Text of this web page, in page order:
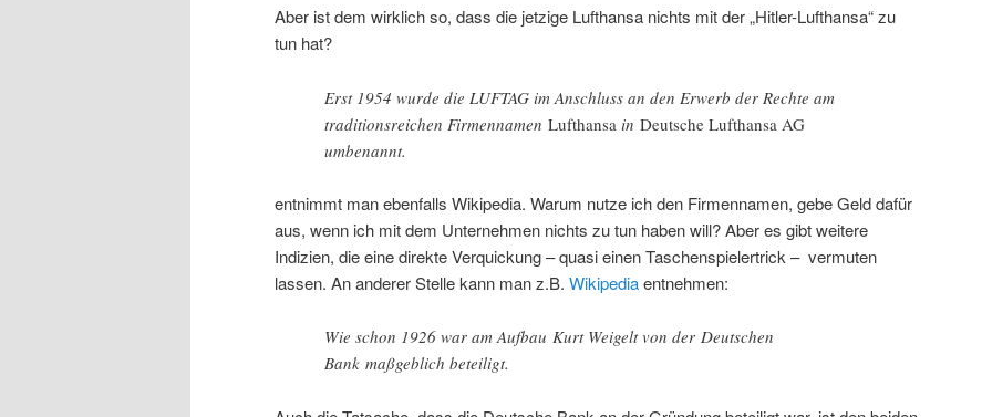
Aber ist dem wirklich so, dass die jetzige Lufthansa nichts mit der „Hitler-Lufthansa“ zu
tun hat?
Erst 1954 wurde die LUFTAG im Anschluss an den Erwerb der Rechte am
traditionsreichen Firmennamen Lufthansa in Deutsche Lufthansa AG
umbenannt.
entnimmt man ebenfalls Wikipedia. Warum nutze ich den Firmennamen, gebe Geld dafür
aus, wenn ich mit dem Unternehmen nichts zu tun haben will? Aber es gibt weitere
Indizien, die eine direkte Verquickung – quasi einen Taschenspielertrick – vermuten
lassen. An anderer Stelle kann man z.B. Wikipediaentnehmen:
Wie schon 1926 war am Aufbau Kurt Weigelt von der Deutschen
Bank maßgeblich beteiligt.